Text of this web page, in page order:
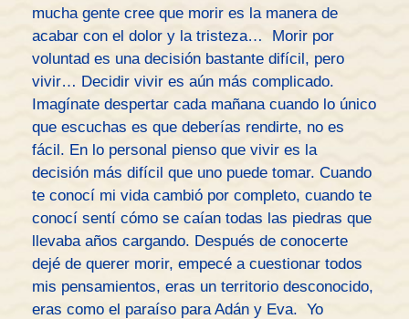
mucha gente cree que morir es la manera de
acabar con el dolor y la tristeza… Morir por
voluntad es una decisión bastante difícil, pero
vivir… Decidir vivir es aún más complicado.
Imagínate despertar cada mañana cuando lo único
que escuchas es que deberías rendirte, no es
fácil. En lo personal pienso que vivir es la
decisión más difícil que uno puede tomar. Cuando
te conocí mi vida cambió por completo, cuando te
conocí sentí cómo se caían todas las piedras que
llevaba años cargando. Después de conocerte
dejé de querer morir, empecé a cuestionar todos
mis pensamientos, eras un territorio desconocido,
eras como el paraíso para Adán y Eva. Yo